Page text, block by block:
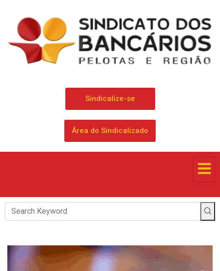
Sindicalize-se
Área do Sindicalizado